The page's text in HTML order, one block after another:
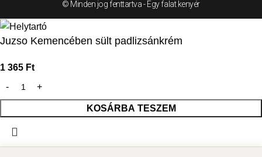
© Minden jog fenttartva - Egy falat kenyér
Juzso Kemencében sült padlizsánkrém
1 365 Ft
KOSÁRBA TESZEM